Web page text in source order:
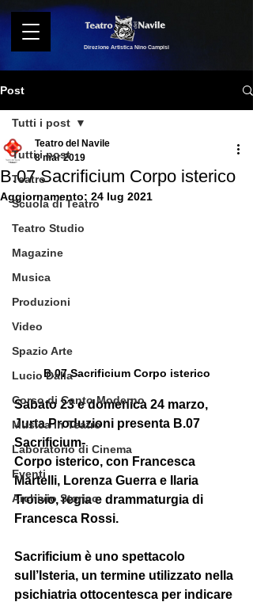
Direzione Artistica Nino Campisi
Post
Tutti i post
Teatro
Scuola di Teatro
Teatro Studio
Magazine
Musica
Produzioni
Video
Spazio Arte
Lucio Dalla
Corso di Canto Moderno
Musica in Teatro
Laboratorio di Cinema
Eventi
Archivio Storico
Tutti i post
B.07 Sacrificium Corpo isterico
Teatro del Navile
8 mar 2019
Aggiornamento: 24 lug 2021
B.07 Sacrificium Corpo isterico
Sabato 23 e domenica 24 marzo,
Jurta Produzioni presenta B.07
Sacrificium-
Corpo isterico, con Francesca
Martelli, Lorenza Guerra e Ilaria
Troisio, regia e drammaturgia di
Francesca Rossi.
Sacrificium è uno spettacolo
sull’Isteria, un termine utilizzato nella
psichiatria ottocentesca per indicare